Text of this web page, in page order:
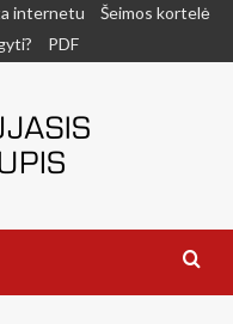
internetu
Šeimos kortelė
PDF